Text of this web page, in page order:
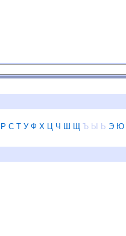
Р С Т У Ф Х Ц Ч Ш Щ Ъ Ы Ь Э Ю